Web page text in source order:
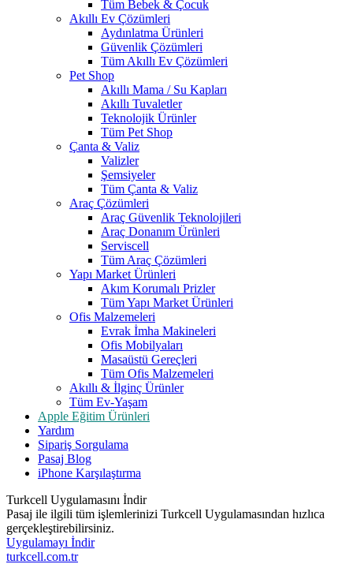
Tüm Bebek & Çocuk
Akıllı Ev Çözümleri
Aydınlatma Ürünleri
Güvenlik Çözümleri
Tüm Akıllı Ev Çözümleri
Pet Shop
Akıllı Mama / Su Kapları
Akıllı Tuvaletler
Teknolojik Ürünler
Tüm Pet Shop
Çanta & Valiz
Valizler
Şemsiyeler
Tüm Çanta & Valiz
Araç Çözümleri
Araç Güvenlik Teknolojileri
Araç Donanım Ürünleri
Serviscell
Tüm Araç Çözümleri
Yapı Market Ürünleri
Akım Korumalı Prizler
Tüm Yapı Market Ürünleri
Ofis Malzemeleri
Evrak İmha Makineleri
Ofis Mobilyaları
Masaüstü Gereçleri
Tüm Ofis Malzemeleri
Akıllı & İlginç Ürünler
Tüm Ev-Yaşam
Apple Eğitim Ürünleri
Yardım
Sipariş Sorgulama
Pasaj Blog
iPhone Karşılaştırma
Turkcell Uygulamasını İndir
Pasaj ile ilgili tüm işlemlerinizi Turkcell Uygulamasından hızlıca
gerçekleştirebilirsiniz.
Uygulamayı İndir
turkcell.com.tr